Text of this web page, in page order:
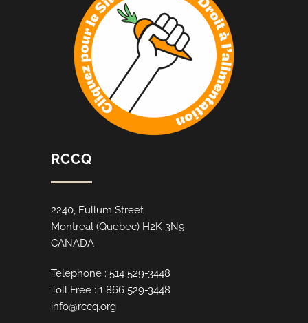
RCCQ
2240, Fullum Street
Montreal (Quebec) H2K 3N9
CANADA
Telephone : 514 529-3448
Toll Free : 1 866 529-3448
info@rccq.org